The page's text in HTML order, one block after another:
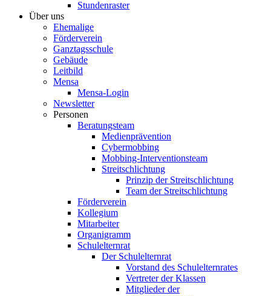
Stundenraster
Über uns
Ehemalige
Förderverein
Ganztagsschule
Gebäude
Leitbild
Mensa
Mensa-Login
Newsletter
Personen
Beratungsteam
Medienprävention
Cybermobbing
Mobbing-Interventionsteam
Streitschlichtung
Prinzip der Streitschlichtung
Team der Streitschlichtung
Förderverein
Kollegium
Mitarbeiter
Organigramm
Schulelternrat
Der Schulelternrat
Vorstand des Schulelternrates
Vertreter der Klassen
Mitglieder der